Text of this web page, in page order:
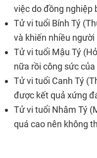
việc do đồng nghiệp
Tử vi tuổi Bính Tý
và khiến nhiều
Tử vi tuổi Mậu Tý
nữa rồi công sức
Tử vi tuổi Canh Tý
được kết quả xứng
Tử vi tuổi Nhâm Tý
quá cao nên không